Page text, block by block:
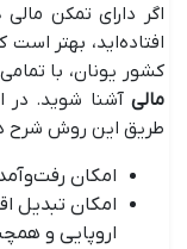
اگر دارای تمکن
افتاده‌اید، بهتر
کشور یونان، با
مالی آشنا شوید. در
طریق این روش شرح
امکان
امکان تبدیل
اروپایی و